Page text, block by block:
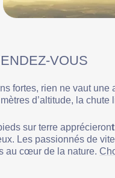
VOUS
fortes, rien ne vaut une
d’altitude, la
sur terre apprécieron
Les passionnés de
au cœur de la nature.